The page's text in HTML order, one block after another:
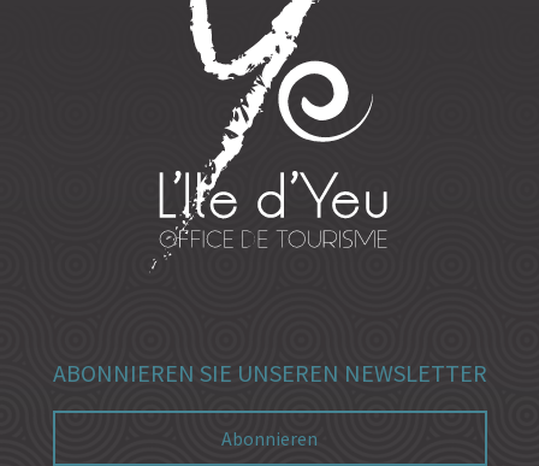
ABONNIEREN SIE UNSEREN NEWSLETTER
Abonnieren